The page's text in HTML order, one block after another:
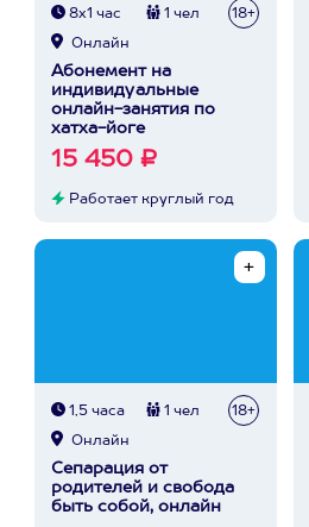
8х1 час 1 чел 18+
Онлайн
Абонемент на
индивидуальные
онлайн-занятия по
хатха-йоге
15 450 ₽
Работает круглый год
1,5 часа 1 чел 18+
Онлайн
Сепарация от
родителей и свобода
быть собой, онлайн